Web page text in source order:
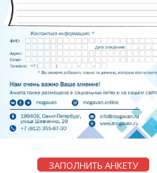
ЗАПОЛНИТЬ АНКЕТУ